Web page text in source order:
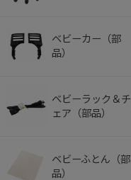
ベビーカー（部
品）
ベビーラック＆チ
ェア（部品）
ベビーふとん（部
品）